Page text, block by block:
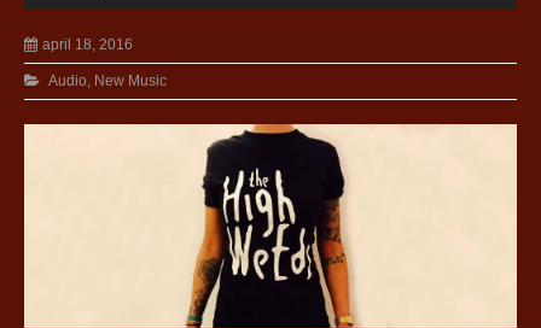
april 18, 2016
Audio, New Music